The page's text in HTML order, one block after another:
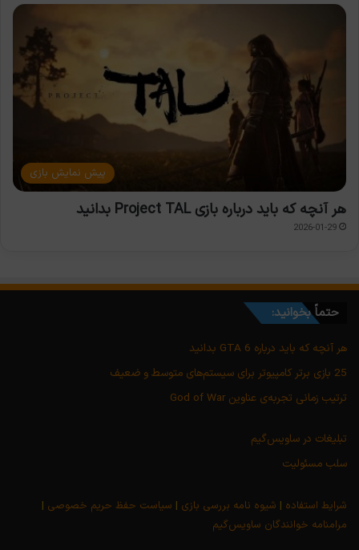
پیش نمایش بازی
هر آنچه که باید درباره بازی Project TAL بدانید
2026-01-29
حتماً بخوانید:
هر آنچه که باید درباره GTA 6 بدانید
25 بازی برتر کامپیوتر برای سیستم‌های متوسط و ضعیف
ترتیب زمانی تجربه‌ی عناوین God of War
تبلیغات در ساویس‌گیم
سلب مسئولیت
شرایط استفاده | شیوه نامه بررسی بازی | سیاست حفظ حریم خصوصی |
مرامنامه خوانندگان ساویس‌گیم